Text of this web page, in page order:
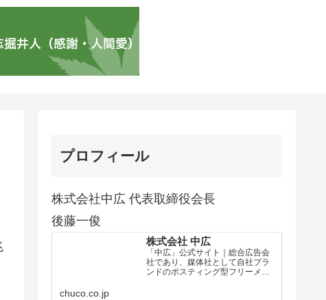
プロフィール
株式会社中広 代表取締役会長
後藤一俊
株式会社 中広
「中広」公式サイト｜総合広告会
社であり、媒体社として自社ブラ
ンドのポスティング型フリーメデ
chuco.co.jp